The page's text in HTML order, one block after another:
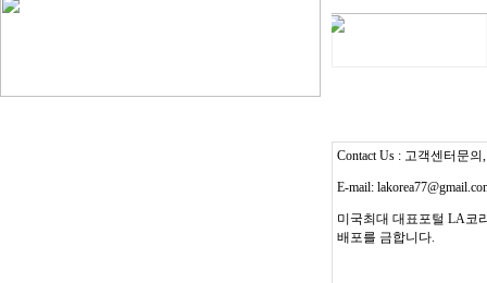
Contact Us : 고객센터문의
E-mail:
미국최대 대표포털 LA코
배포를 금합니다.